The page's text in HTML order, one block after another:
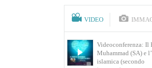
VIDEO
Videoconferenza: Il
Muhammad (SA) e
islamica (secondo